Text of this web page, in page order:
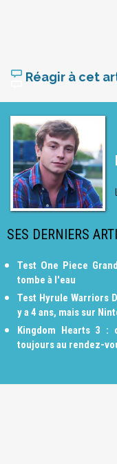
Réagir à cet
SES DERNIERS
Test One Piece
tombe à l'eau
Test Hyrule Warriors
y a 4 ans, mais sur
Kingdom Hearts 3 :
toujours au rendez-